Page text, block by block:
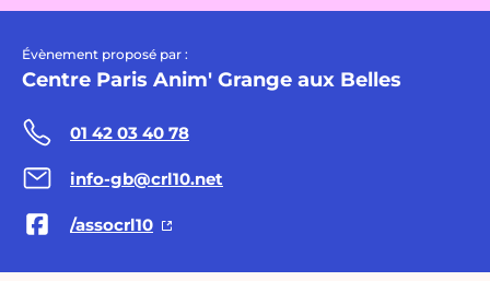
Évènement proposé par :
Centre Paris Anim' Grange aux Belles
01 42 03 40 78
info-gb@crl10.net
/assocrl10